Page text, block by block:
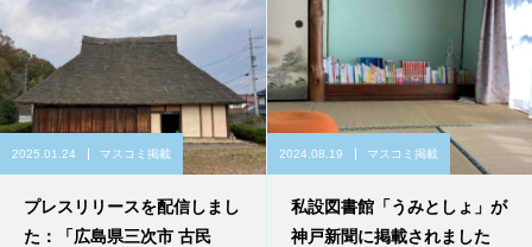
2025.01.24 マスコミ掲載
プレスリリースを配信しまし
た：「広島県三次市 古民
2024.08.19 マスコミ掲載
私設図書館「うみとしょ」が
神戸新聞に掲載されました